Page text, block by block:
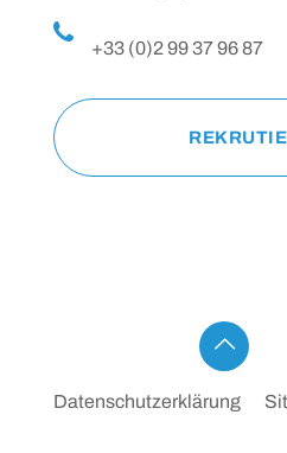
+33 (0)2 99 37 96 87
Datenschutzerklärung